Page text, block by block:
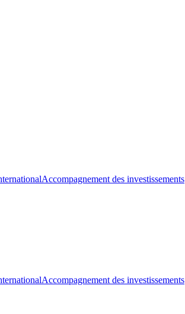
Accompagnement des investissements
Accompagnement des investissements